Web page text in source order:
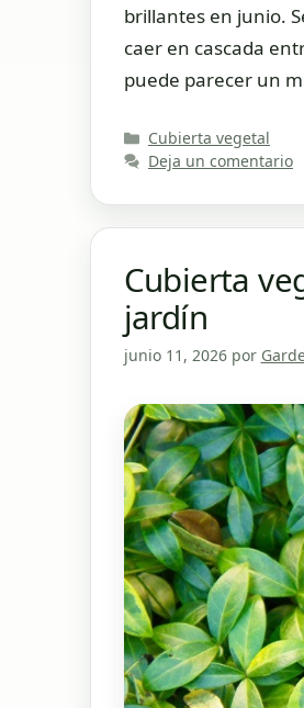
brillantes en junio.
caer en cascada
puede parecer un
Categorías
Cubierta vegetal
Deja un comentario
Cubierta
jardín
junio 11, 2026 por